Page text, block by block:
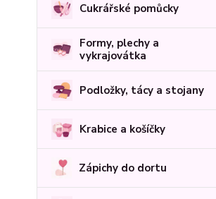
Cukrářské pomůcky
Formy, plechy a
vykrajovátka
Podložky, tácy a stojany
Krabice a košíčky
Zápichy do dortu